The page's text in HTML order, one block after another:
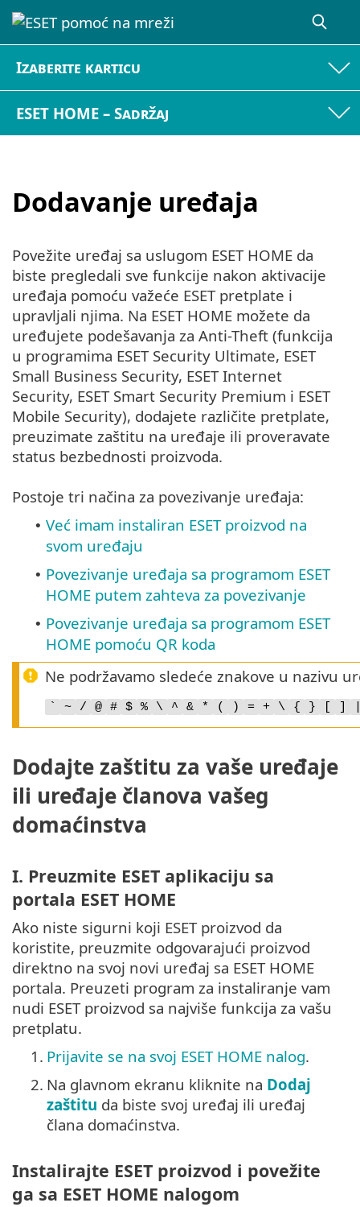
Izaberite karticu
ESET HOME – Sadržaj
Dodavanje uređaja
Povežite uređaj sa uslugom ESET HOME da
biste pregledali sve funkcije nakon aktivacije
uređaja pomoću važeće ESET pretplate i
upravljali njima. Na ESET HOME možete da
uređujete podešavanja za Anti-Theft (funkcija
u programima ESET Security Ultimate, ESET
Small Business Security, ESET Internet
Security, ESET Smart Security Premium i ESET
Mobile Security), dodajete različite pretplate,
preuzimate zaštitu na uređaje ili proveravate
status bezbednosti proizvoda.
Postoje tri načina za povezivanje uređaja:
• Već imam instaliran ESET proizvod na
svom uređaju
• Povezivanje uređaja sa programom ESET
HOME putem zahteva za povezivanje
• Povezivanje uređaja sa programom ESET
HOME pomoću QR koda
Ne podržavamo sledeće znakove u nazivu
` ~ / @ # $ % \ ^ & * ( ) = + \ { }
Dodajte zaštitu za vaše uređaje
ili uređaje članova vašeg
domaćinstva
I. Preuzmite ESET aplikaciju sa
portala ESET HOME
Ako niste sigurni koji ESET proizvod da
koristite, preuzmite odgovarajući proizvod
direktno na svoj novi uređaj sa ESET HOME
portala. Preuzeti program za instaliranje vam
nudi ESET proizvod sa najviše funkcija za vašu
pretplatu.
1. Prijavite se na svoj ESET HOME nalog.
2. Na glavnom ekranu kliknite na Dodaj
zaštitu da biste svoj uređaj ili uređaj
člana domaćinstva.
Instalirajte ESET proizvod i povežite
ga sa ESET HOME nalogom